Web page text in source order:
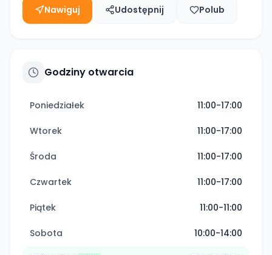
Nawiguj Udostępnij Polub
Godziny otwarcia
Poniedziałek 11:00-17:00
Wtorek 11:00-17:00
Środa 11:00-17:00
Czwartek 11:00-17:00
Piątek 11:00-11:00
Sobota 10:00-14:00